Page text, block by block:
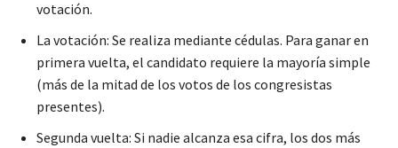
votación.
La votación: Se realiza mediante cédulas. Para ganar en
primera vuelta, el candidato requiere la mayoría simple
(más de la mitad de los votos de los congresistas
presentes).
Segunda vuelta: Si nadie alcanza esa cifra, los dos más